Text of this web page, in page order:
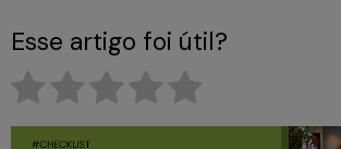
Esse artigo foi útil?